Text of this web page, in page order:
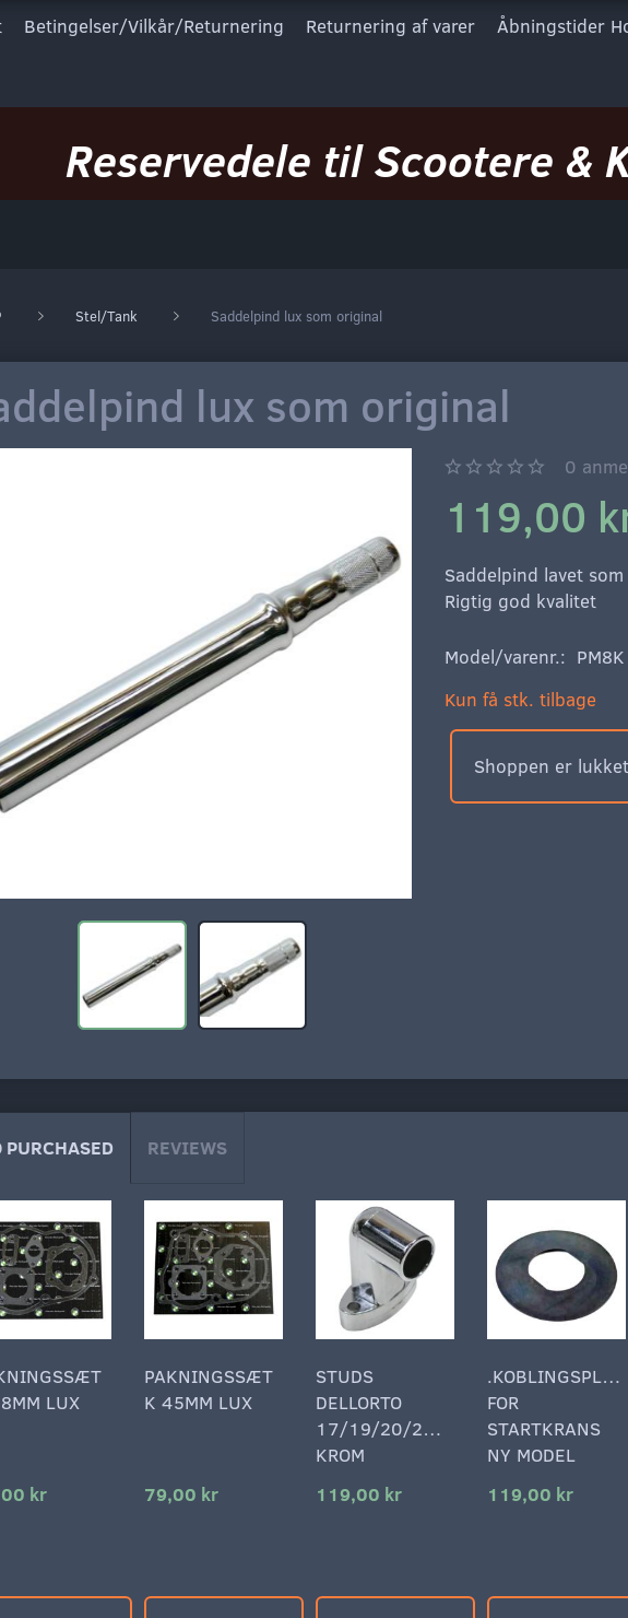
Betingelser/Vilkår/Returnering Returnering af varer Åbningstider
Reservedele til Scootere &
Stel/Tank Saddelpind lux som original
lux som original
0
119,00
Saddelpind lavet
Rigtig god kvalitet
Model/varenr.: PM8K
Kun få stk. tilbage
Shoppen er
PURCHASED REVIEWS
LUX
kr
PAKNINGSSÆT
K 45MM LUX
79,00 kr
STUDS
DELLORTO
17/19/20/21MM
KROM
119,00 kr
.KOBLINGSPLADE
FOR
STARTKRANS
NY MODEL
119,00 kr